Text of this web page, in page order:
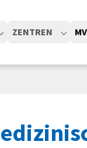
for
ZENTREN